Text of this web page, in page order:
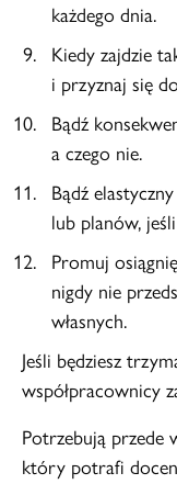
każdego dnia.
Kiedy zajdzie
i przyznaj się
Bądź
a czego nie.
Bądź
lub planów,
Promuj
nigdy nie
własnych.
Jeśli będziesz
współpracownicy
Potrzebują przede
który potrafi